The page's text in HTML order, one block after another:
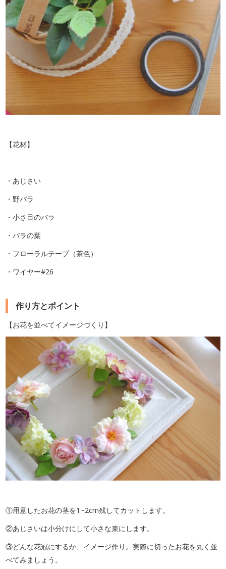
【花材】
・あじさい
・野バラ
・小さ目のバラ
・バラの葉
・フローラルテープ（茶色）
・ワイヤー#26
作り方とポイント
【お花を並べてイメージづくり】
①用意したお花の茎を1~2cm残してカットします。
②あじさいは小分けにして小さな束にします。
③どんな花冠にするか、イメージ作り。実際に切ったお花を丸く並
べてみましょう。